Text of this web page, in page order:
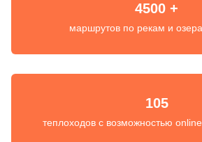
4500 +
маршрутов по рекам и
105
теплоходов с возможностью